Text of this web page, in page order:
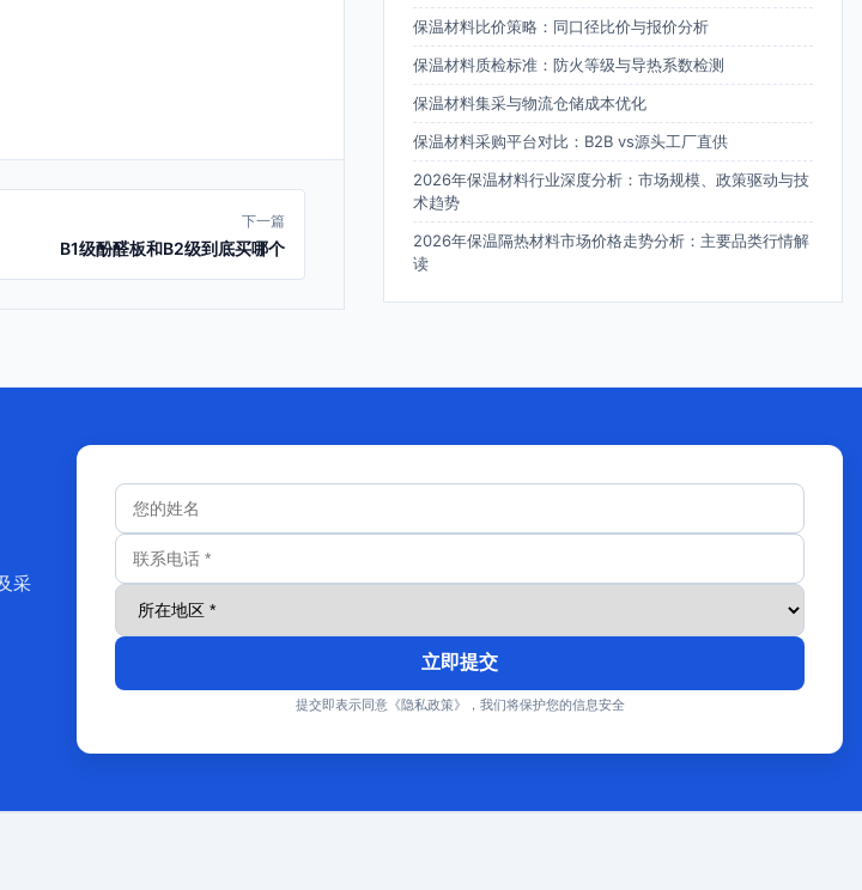
下一篇
B1级酚醛板和B2级到底买哪个
保温材料比价策略：同口径比价与报价分析
保温材料质检标准：防火等级与导热系数检测
保温材料集采与物流仓储成本优化
保温材料采购平台对比：B2B vs源头工厂直供
2026年保温材料行业深度分析：市场规模、政策驱动与技
术趋势
2026年保温隔热材料市场价格走势分析：主要品类行情解
读
采
立即提交
提交即表示同意《隐私政策》，我们将保护您的信息安全